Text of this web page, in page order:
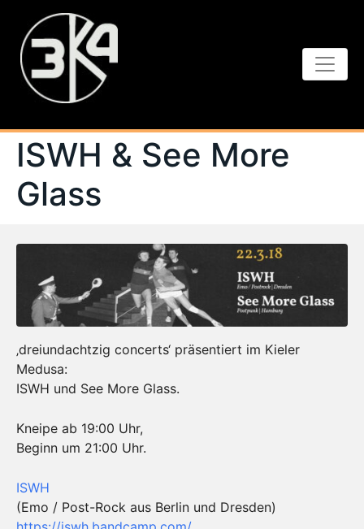
ISWH & See More
Glass
‚dreiundachtzig concerts‘ präsentiert im Kieler
Medusa:
ISWH und See More Glass.
Kneipe ab 19:00 Uhr,
Beginn um 21:00 Uhr.
ISWH
(Emo / Post-Rock aus Berlin und Dresden)